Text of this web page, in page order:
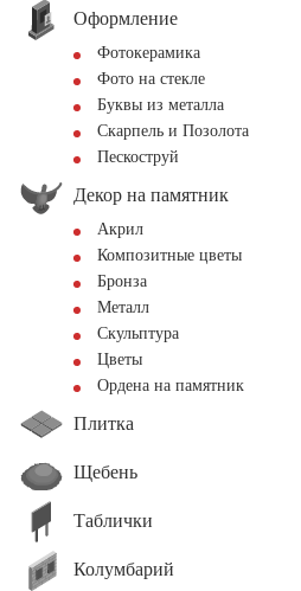
Оформление
Фотокерамика
Фото на стекле
Буквы из металла
Скарпель и Позолота
Пескоструй
Декор на памятник
Акрил
Композитные цветы
Бронза
Металл
Скульптура
Цветы
Ордена на памятник
Плитка
Щебень
Таблички
Колумбарий